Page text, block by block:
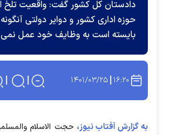
دادستان کل کشور گفت: واقعیت تلخ
حوزه اداری کشور و دوایر دولتی
بایسته است به وظایف خود عمل نمی
۱۶:۲۰ ۱۴۰۱/۰۳/۲۵
به گزارش آفتاب نیوز، حجت الاسلام